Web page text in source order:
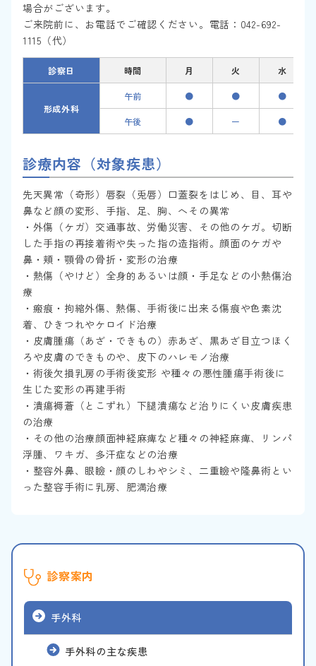
場合がございます。
ご来院前に、お電話でご確認ください。電話：042-692-
1115（代）
診察日 時間 月 火 水
形成外科
午前 ● ● ●
午後 ● ー ●
診療内容（対象疾患）
先天異常（奇形）唇裂（兎唇）口蓋裂をはじめ、目、耳や
鼻など顔の変形、手指、足、胸、へその異常
・外傷（ケガ）交通事故、労働災害、その他のケガ。切断
した手指の再接着術や失った指の造指術。顔面のケガや
鼻・頬・顎骨の骨折・変形の治療
・熱傷（やけど）全身的あるいは顔・手足などの小熱傷治
療
・瘢痕・拘縮外傷、熱傷、手術後に出来る傷痕や色素沈
着、ひきつれやケロイド治療
・皮膚腫瘍（あざ・できもの）赤あざ、黒あざ目立つほく
ろや皮膚のできものや、皮下のハレモノ治療
・術後欠損乳房の手術後変形 や種々の悪性腫瘍手術後に
生じた変形の再建手術
・潰瘍褥蒼（とこずれ）下腿潰瘍など治りにくい皮膚疾患
の治療
・その他の治療顔面神経麻痺など種々の神経麻痺、リンパ
浮腫、ワキガ、多汗症などの治療
・整容外鼻、眼瞼・顔のしわやシミ、二重瞼や隆鼻術とい
った整容手術に乳房、肥満治療
診察案内
手外科
手外科の主な疾患